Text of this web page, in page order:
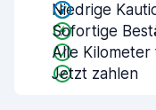
Niedrige
Sofortige
Alle Kilometer
Jetzt zahlen